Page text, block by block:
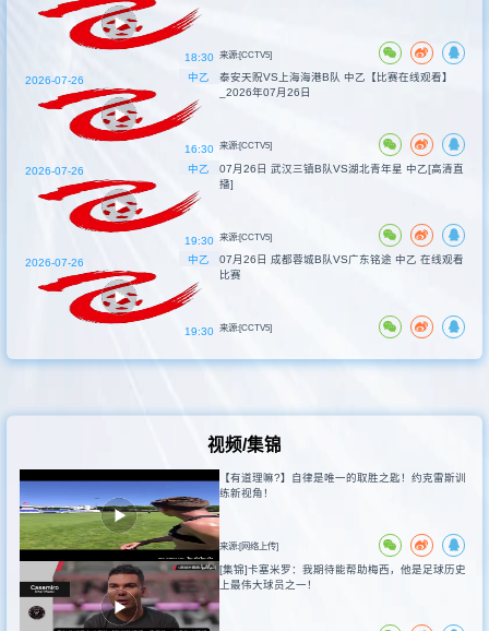
18:30 来源:[CCTV5]
中乙
16:30
2026-07-26
泰安天贶VS上海海港B队 中乙【比赛在线观看】
_2026年07月26日
来源:[CCTV5]
中乙
19:30
2026-07-26
07月26日 武汉三镇B队VS湖北青年星 中乙[高清直
播]
来源:[CCTV5]
中乙
19:30
2026-07-26
07月26日 成都蓉城B队VS广东铭途 中乙 在线观看
比赛
来源:[CCTV5]
视频/集锦
【有道理嘛?】自律是唯一的取胜之匙！约克雷斯训
练新视角！
来源:[网络上传]
[集锦]卡塞米罗：我期待能帮助梅西，他是足球历史
上最伟大球员之一！